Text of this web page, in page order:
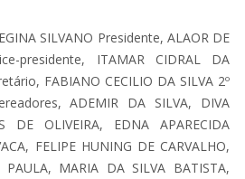
SILVANO Presidente, ALAOR DE
presidente, ITAMAR CIDRAL DA
FABIANO CECILIO DA SILVA 2º
ADEMIR DA SILVA, DIVA
DE OLIVEIRA, EDNA APARECIDA
FELIPE HUNING DE CARVALHO,
MARIA DA SILVA BATISTA,